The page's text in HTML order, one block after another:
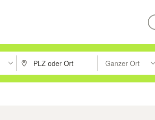
Vorschläge mit den Pfeiltasten nach oben/
PLZ oder Ort eingeben. Eingabetaste
Ganzer Ort
Suche im